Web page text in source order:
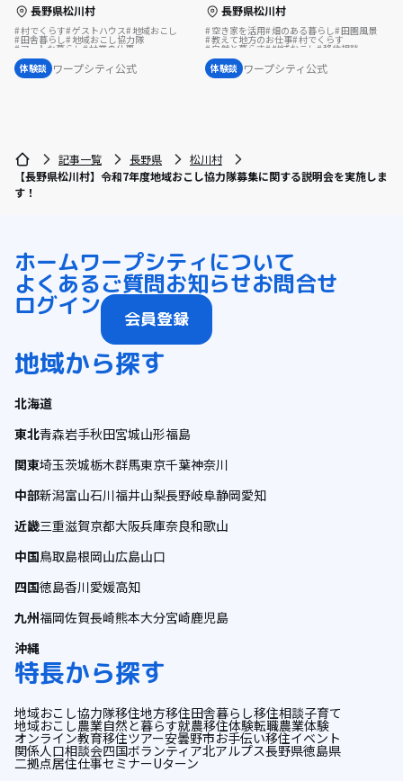
長野県松川村
村でくらす ゲストハウス 地域おこし
田舎暮らし 地域おこし協力隊
アートな暮らし 林業の仕事
シェアハウスで暮らす
地域おこし協力隊に聞いてみた
体験談 ワープシティ公式
長野県松川村
空き家を活用 畑のある暮らし 田園風景
教えて地方のお仕事 村でくらす
自然と暮らす 地域おこし 移住相談
地域おこし協力隊
移住先で理想の暮らし
地域おこし協力隊に聞いてみた
体験談 ワープシティ公式
記事一覧 長野県
松川村
【長野県松川村】令和7年度地域おこし協力隊募集に関する説明会を実施しま
す！
ホームワープシティについて
よくあるご質問お知らせお問合せ
ログイン 会員登録
地域から探す
北海道
東北青森岩手秋田宮城山形福島
関東埼玉茨城栃木群馬東京千葉神奈川
中部新潟富山石川福井山梨長野岐阜静岡愛知
近畿三重滋賀京都大阪兵庫奈良和歌山
中国鳥取島根岡山広島山口
四国徳島香川愛媛高知
九州福岡佐賀長崎熊本大分宮崎鹿児島
沖縄
特長から探す
地域おこし協力隊移住地方移住田舎暮らし移住相談子育て
地域おこし農業自然と暮らす就農移住体験転職農業体験
オンライン教育移住ツアー安曇野市お手伝い移住イベント
関係人口相談会四国ボランティア北アルプス長野県徳島県
二拠点居住仕事セミナーUターン